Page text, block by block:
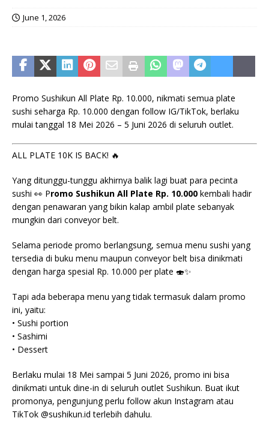
June 1, 2026
Promo Sushikun All Plate Rp. 10.000, nikmati semua plate
sushi seharga Rp. 10.000 dengan follow IG/TikTok, berlaku
mulai tanggal 18 Mei 2026 – 5 Juni 2026 di seluruh outlet.
ALL PLATE 10K IS BACK! 🔥
Yang ditunggu-tunggu akhirnya balik lagi buat para pecinta
sushi 👀 Promo Sushikun All Plate Rp. 10.000 kembali hadir
dengan penawaran yang bikin kalap ambil plate sebanyak
mungkin dari conveyor belt.
Selama periode promo berlangsung, semua menu sushi yang
tersedia di buku menu maupun conveyor belt bisa dinikmati
dengan harga spesial Rp. 10.000 per plate 🍣✨
Tapi ada beberapa menu yang tidak termasuk dalam promo
ini, yaitu:
• Sushi portion
• Sashimi
• Dessert
Berlaku mulai 18 Mei sampai 5 Juni 2026, promo ini bisa
dinikmati untuk dine-in di seluruh outlet Sushikun. Buat ikut
promonya, pengunjung perlu follow akun Instagram atau
TikTok @sushikun.id terlebih dahulu.